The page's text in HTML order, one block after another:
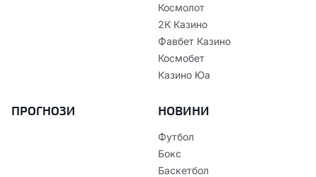
Космолот
2К Казино
Фавбет Казино
Космобет
Казино Юа
ПРОГНОЗИ НОВИНИ
Футбол
Бокс
Баскетбол